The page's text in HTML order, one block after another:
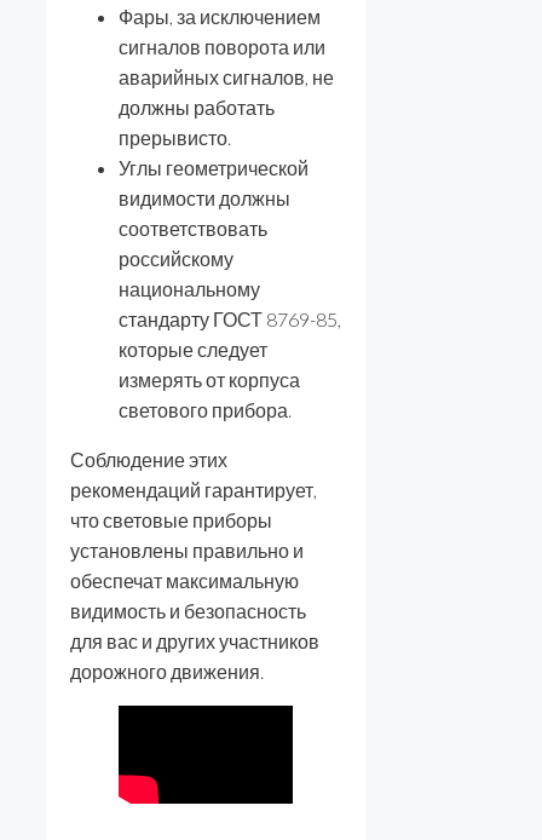
Фары, за исключением
сигналов поворота или
аварийных сигналов, не
должны работать
прерывисто.
Углы геометрической
видимости должны
соответствовать
российскому
национальному
стандарту ГОСТ 8769-85,
которые следует
измерять от корпуса
светового прибора.
Соблюдение этих
рекомендаций гарантирует,
что световые приборы
установлены правильно и
обеспечат максимальную
видимость и безопасность
для вас и других участников
дорожного движения.